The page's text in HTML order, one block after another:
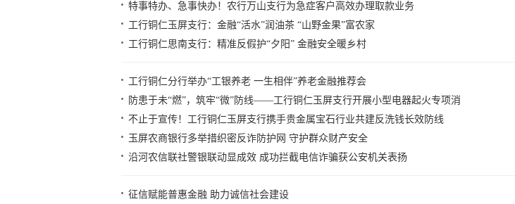
特事特办、急事快办！农行万山支行为急症客户高效办理取款业务
工行铜仁玉屏支行：金融“活水”润油茶 “山野金果”富农家
工行铜仁思南支行：精准反假护“夕阳” 金融安全暖乡村
工行铜仁分行举办“工银养老 一生相伴”养老金融推荐会
防患于未“燃”，筑牢“微”防线——工行铜仁玉屏支行开展小型电器起火专项消
不止于宣传！工行铜仁玉屏支行携手贵金属宝石行业共建反洗钱长效防线
玉屏农商银行多举措织密反诈防护网 守护群众财产安全
沿河农信联社警银联动显成效 成功拦截电信诈骗获公安机关表扬
征信赋能普惠金融 助力诚信社会建设